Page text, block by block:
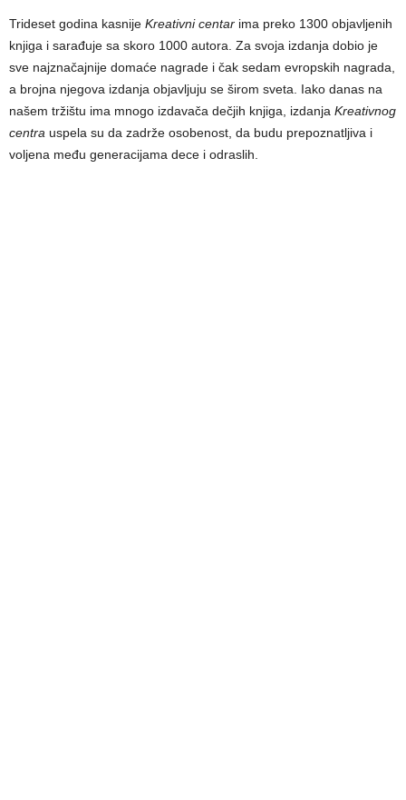
Trideset godina kasnije Kreativni centar ima preko 1300 objavljenih
knjiga i sarađuje sa skoro 1000 autora. Za svoja izdanja dobio je
sve najznačajnije domaće nagrade i čak sedam evropskih nagrada,
a brojna njegova izdanja objavljuju se širom sveta. Iako danas na
našem tržištu ima mnogo izdavača dečjih knjiga, izdanja Kreativnog
centra uspela su da zadrže osobenost, da budu prepoznatljiva i
voljena među generacijama dece i odraslih.